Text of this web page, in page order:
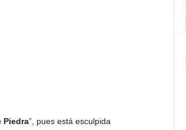
Piedra”, pues está esculpida